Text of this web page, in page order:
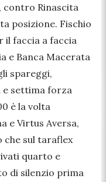
contro Rinascita
posizione. Fischio
il faccia a faccia
e Banca Macerata
spareggi,
e settima forza
è la volta
e Virtus Aversa,
che sul taraflex
quarto e
di silenzio prima